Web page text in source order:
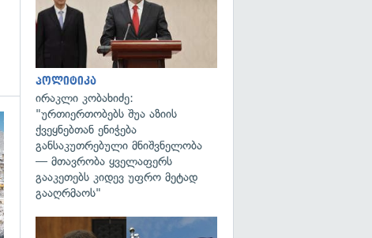
გადახედვა
პოლიტიკა
ირაკლი კობახიძე:
"ურთიერთობებს შუა აზიის
ქვეყნებთან ენიჭება
განსაკუთრებული მნიშვნელობა
— მთავრობა ყველაფერს
გააკეთებს კიდევ უფრო მეტად
გააღრმაოს"